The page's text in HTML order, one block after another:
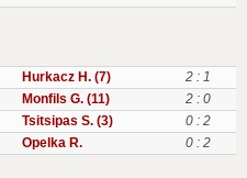
Hurkacz H. (7)
2 : 1
Monfils G. (11)
2 : 0
Tsitsipas S. (3)
0 : 2
Opelka R. 0 : 2